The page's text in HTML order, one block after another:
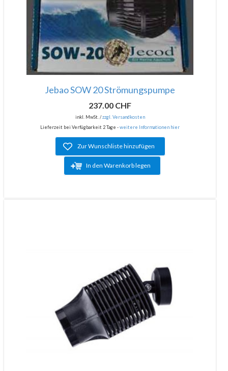
Jebao SOW 20 Strömungspumpe
237.00 CHF
inkl. MwSt. /zzgl. Versandkosten
Lieferzeit bei Verfügbarkeit 2 Tage -weitere Informationen hier
Zur Wunschliste hinzufügen
In den Warenkorb legen